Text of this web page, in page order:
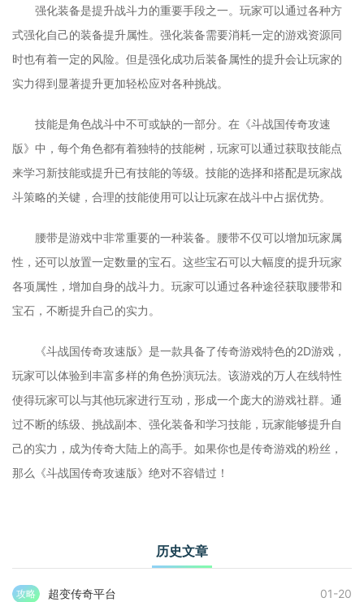
强化装备是提升战斗力的重要手段之一。玩家可以通过各种方
式强化自己的装备提升属性。强化装备需要消耗一定的游戏资源同
时也有着一定的风险。但是强化成功后装备属性的提升会让玩家的
实力得到显著提升更加轻松应对各种挑战。
技能是角色战斗中不可或缺的一部分。在《斗战国传奇攻速
版》中，每个角色都有着独特的技能树，玩家可以通过获取技能点
来学习新技能或提升已有技能的等级。技能的选择和搭配是玩家战
斗策略的关键，合理的技能使用可以让玩家在战斗中占据优势。
腰带是游戏中非常重要的一种装备。腰带不仅可以增加玩家属
性，还可以放置一定数量的宝石。这些宝石可以大幅度的提升玩家
各项属性，增加自身的战斗力。玩家可以通过各种途径获取腰带和
宝石，不断提升自己的实力。
《斗战国传奇攻速版》是一款具备了传奇游戏特色的2D游戏，
玩家可以体验到丰富多样的角色扮演玩法。该游戏的万人在线特性
使得玩家可以与其他玩家进行互动，形成一个庞大的游戏社群。通
过不断的练级、挑战副本、强化装备和学习技能，玩家能够提升自
己的实力，成为传奇大陆上的高手。如果你也是传奇游戏的粉丝，
那么《斗战国传奇攻速版》绝对不容错过！
历史文章
攻略 超变传奇平台 01-20